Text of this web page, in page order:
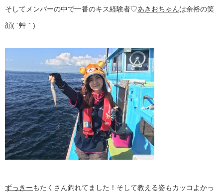
そしてメンバーの中で一番のキス経験者♡あきおちゃんは余裕の笑
顔( ´艸｀)
ずっきーもたくさん釣れてました！そして教える姿もカッコよかっ